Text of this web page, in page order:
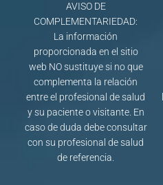
AVISO DE
COMPLEMENTARIEDAD:
La información
proporcionada en el sitio
web NO sustituye si no que
complementa la relación
entre el profesional de salud
y su paciente o visitante. En
caso de duda debe consultar
con su profesional de salud
de referencia.